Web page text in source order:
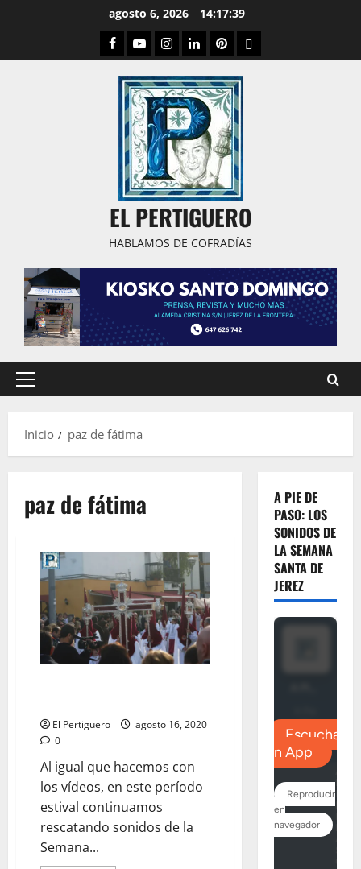
agosto 6, 2026 14:17:40
Facebook
YoutubeInstagram
LinkedPinterestDribbble
EL PERTIGUERO
HABLAMOS DE COFRADÍAS
Menú
Inicio
paz de fátima
paz de fátima
El Pertiguero
agosto 16, 2020
0
Al igual que hacemos con
los vídeos, en este período
estival continuamos
rescatando sonidos de la
Semana...
A PIE DE
PASO: LOS
SONIDOS DE
LA SEMANA
SANTA DE
JEREZ